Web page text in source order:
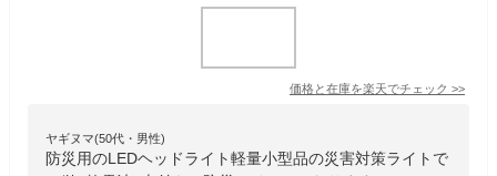
価格と在庫を楽天でチェック >>
ヤギヌマ(50代・男性)
防災用のLEDヘッドライト軽量小型品の災害対策ライトで